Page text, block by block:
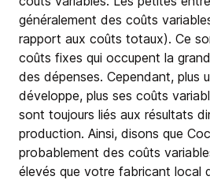
généralement des coûts
rapport aux coûts totaux). Ce
coûts fixes qui occupent la
des dépenses. Cependant, plus
développe, plus ses coûts
sont toujours liés aux résultats
production. Ainsi, disons que
probablement des coûts
élevés que votre fabricant local